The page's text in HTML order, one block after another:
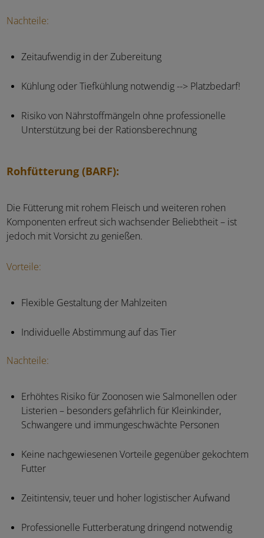
Nachteile:
Zeitaufwendig in der Zubereitung
Kühlung oder Tiefkühlung notwendig --> Platzbedarf!
Risiko von Nährstoffmängeln ohne professionelle
Unterstützung bei der Rationsberechnung
Rohfütterung (BARF):
Die Fütterung mit rohem Fleisch und weiteren rohen
Komponenten erfreut sich wachsender Beliebtheit – ist
jedoch mit Vorsicht zu genießen.
Vorteile:
Flexible Gestaltung der Mahlzeiten
Individuelle Abstimmung auf das Tier
Nachteile:
Erhöhtes Risiko für Zoonosen wie Salmonellen oder
Listerien – besonders gefährlich für Kleinkinder,
Schwangere und immungeschwächte Personen
Keine nachgewiesenen Vorteile gegenüber gekochtem
Futter
Zeitintensiv, teuer und hoher logistischer Aufwand
Professionelle Futterberatung dringend notwendig